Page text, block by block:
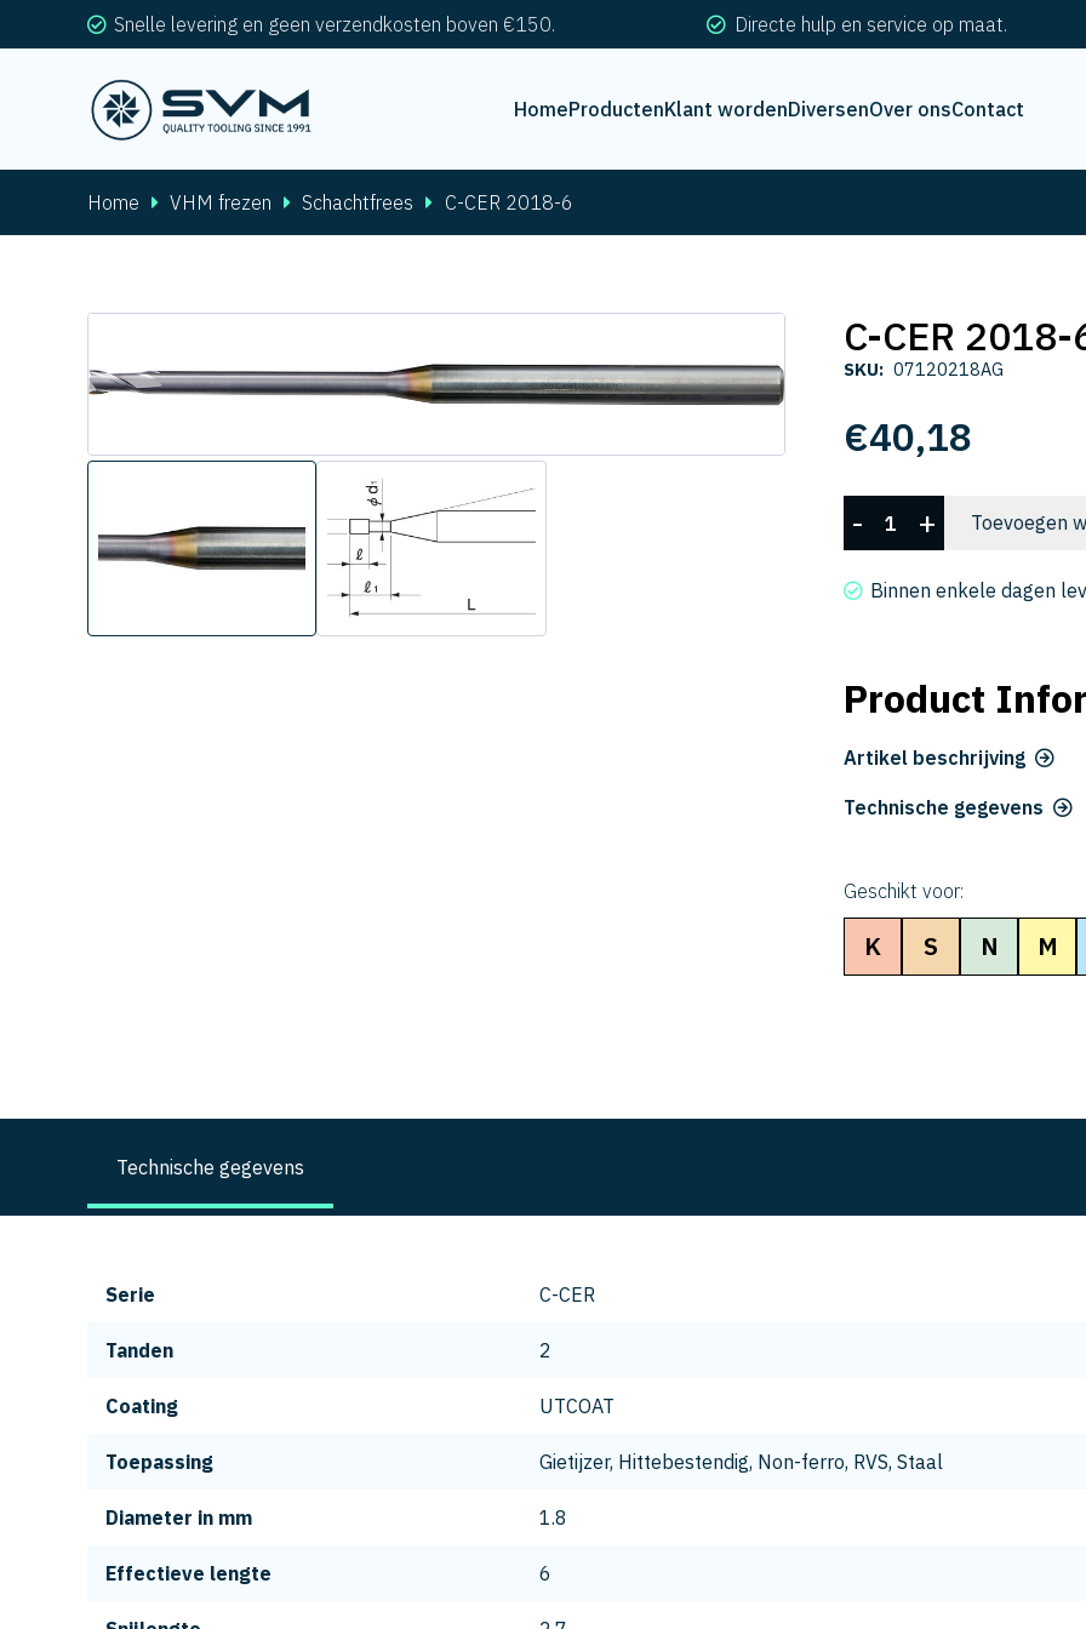
Snelle levering en geen verzendkosten boven €150. Directe hulp en service op maat.
HomeProductenKlant wordenDiversenOver onsContact
Home VHM frezen Schachtfrees C-CER 2018-6
C-CER 2018-
SKU: 07120218AG
€40,18
CER
2018-
- + Toevoegen
Binnen enkele dagen
Product
Artikel beschrijving
Technische gegevens
Geschikt voor:
K S N M
Technische gegevens
Serie C-CER
Tanden 2
Coating UTCOAT
Toepassing Gietijzer, Hittebestendig, Non-ferro, RVS, Staal
Diameter in mm 1.8
Effectieve lengte 6